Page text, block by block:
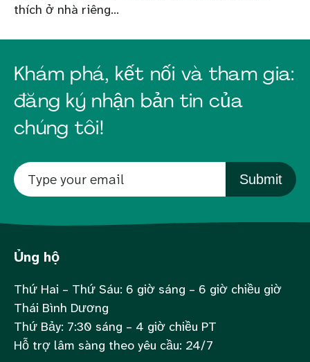
thích ở nhà riêng...
Khám phá, kết nối và tham gia:
đăng ký nhận bản tin của
chúng tôi!
Submit
Ủng hộ
Thứ Hai – Thứ Sáu: 6 giờ sáng – 6 giờ chiều giờ
Thái Bình Dương
Thứ Bảy: 7:30 sáng – 4 giờ chiều PT
Hỗ trợ lâm sàng theo yêu cầu: 24/7